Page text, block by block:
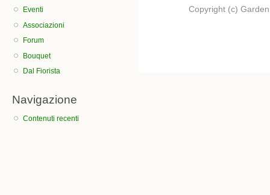
Eventi
Associazioni
Forum
Bouquet
Dal Fiorista
Navigazione
Contenuti recenti
Copyright (c)